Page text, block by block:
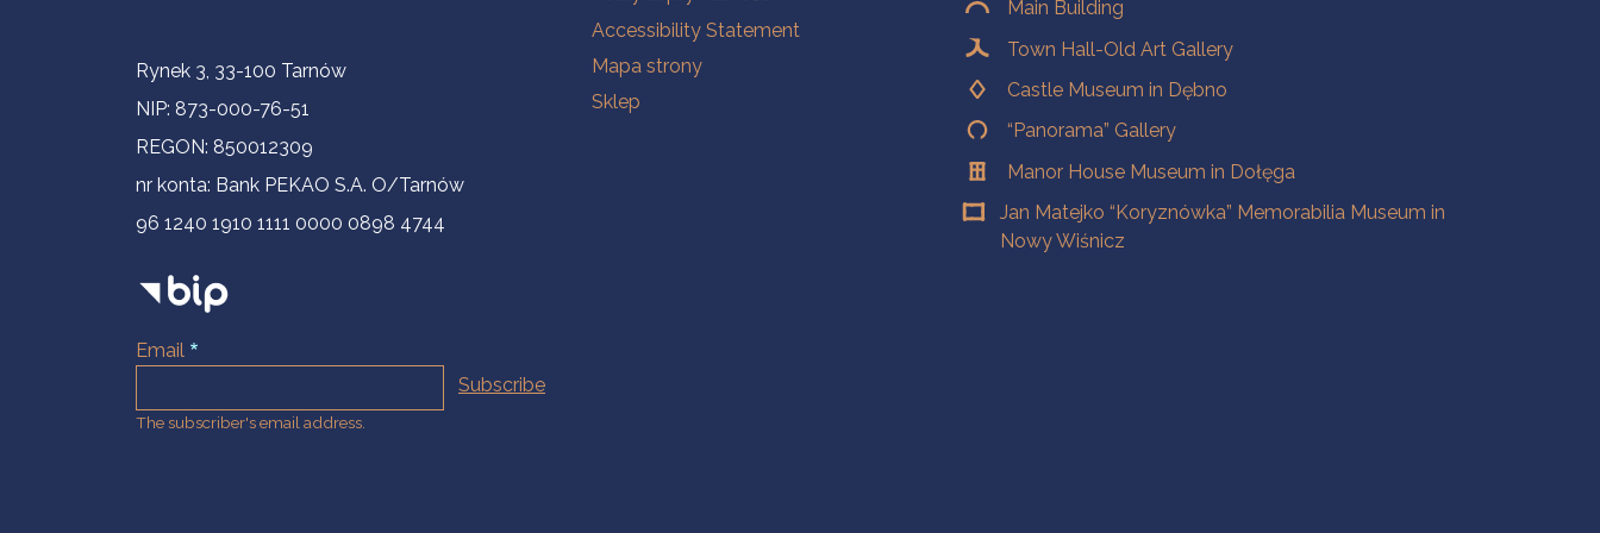
Contact Information
Rynek 3, 33-100 Tarnów
NIP: 873-000-76-51
REGON: 850012309
nr konta: Bank PEKAO S.A. O/Tarnów
96 1240 1910 1111 0000 0898 4744
Email
The subscriber's email address.
Accessibility Statement
Mapa strony
Sklep
Main Building
Town Hall-Old Art Gallery
Castle Museum in Dębno
“Panorama” Gallery
Manor House Museum in Dołęga
Jan Matejko “Koryznówka” Memorabilia Museum in
Nowy Wiśnicz